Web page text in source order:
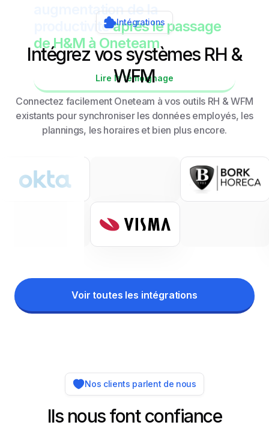
augmentation de la
productivitéaprès le passage
de H&M à Oneteam
Lire le témoignage
Intégrations
Intégrez vos systèmes RH &
WFM
Connectez facilement Oneteam à vos outils RH & WFM
existants pour synchroniser les données employés, les
plannings, les horaires et bien plus encore.
Voir toutes les intégrations
Nos clients parlent de nous
Ils nous font confiance